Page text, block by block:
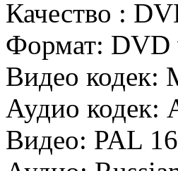
Качество :
Формат: DVD
Видео кодек:
Аудио кодек:
Видео: PAL